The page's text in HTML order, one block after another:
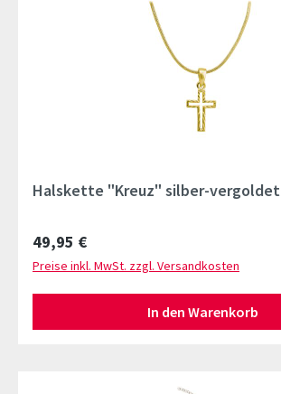
Halskette "Kreuz" silber-vergoldet
Regulärer Preis:
49,95 €
Preise inkl. MwSt. zzgl. Versandkosten
In den Warenkorb